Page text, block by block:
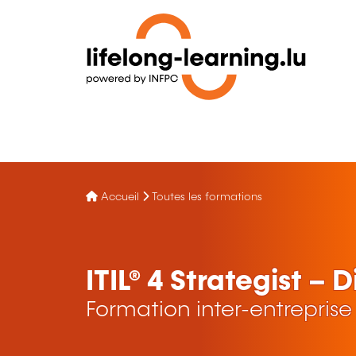
Accueil Toutes les formations
ITIL® 4 Strategist –
Formation inter-entreprise